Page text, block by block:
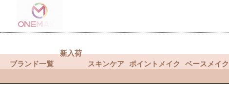
ブランド一覧
新入荷
スキンケア ポイントメイク ベースメイク